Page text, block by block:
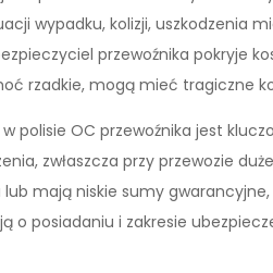
wypadku, kolizji, uszkodzenia
przewoźnika pokryje
rzadkie, mogą mieć tragiczne
polisie OC przewoźnika jest
zwłaszcza przy przewozie
mają niskie sumy
o posiadaniu i zakresie